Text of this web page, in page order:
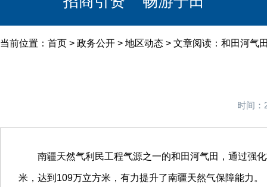
当前位置： 首页 > 政务公开 > 地区动态 > 文章阅读：和田河气
时间：
南疆天然气利民工程气源之一的和田河气田，通过强化
米，达到109万立方米，有力提升了南疆天然气保障能力。